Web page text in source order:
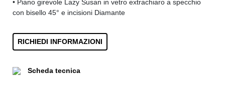
• Piano girevole Lazy Susan in vetro extrachiaro a specchio
con bisello 45° e incisioni Diamante
RICHIEDI INFORMAZIONI
Scheda tecnica